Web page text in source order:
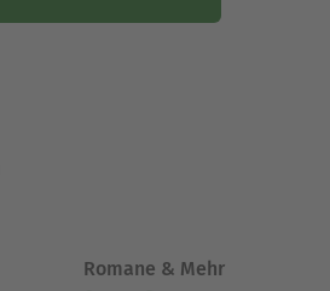
Romane & Mehr